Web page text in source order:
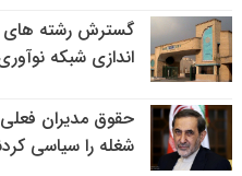
گسترش رشته های
اندازی شبکه
حقوق مدیران فعلی
شغله را سیاسی